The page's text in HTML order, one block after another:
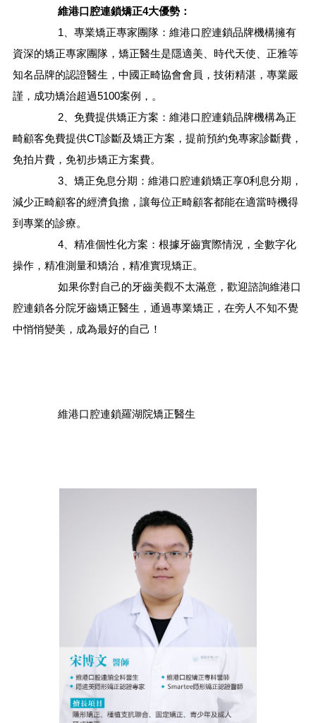
維港口腔連鎖矯正4大優勢：
1、專業矯正專家團隊：維港口腔連鎖品牌機構擁有
資深的矯正專家團隊，矯正醫生是隱適美、時代天使、正雅等
知名品牌的認證醫生，中國正畸協會會員，技術精湛，專業嚴
謹，成功矯治超過5100案例，。
2、免費提供矯正方案：維港口腔連鎖品牌機構為正
畸顧客免費提供CT診斷及矯正方案，提前預約免專家診斷費，
免拍片費，免初步矯正方案費。
3、矯正免息分期：維港口腔連鎖矯正享0利息分期，
減少正畸顧客的經濟負擔，讓每位正畸顧客都能在適當時機得
到專業的診療。
4、精准個性化方案：根據牙齒實際情況，全數字化
操作，精准測量和矯治，精准實現矯正。
如果你對自己的牙齒美觀不太滿意，歡迎諮詢維港口
腔連鎖各分院牙齒矯正醫生，通過專業矯正，在旁人不知不覺
中悄悄變美，成為最好的自己！
維港口腔連鎖羅湖院矯正醫生